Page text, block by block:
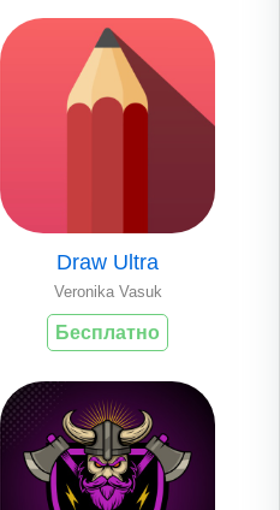
Draw Ultra
Veronika Vasuk
Бесплатно